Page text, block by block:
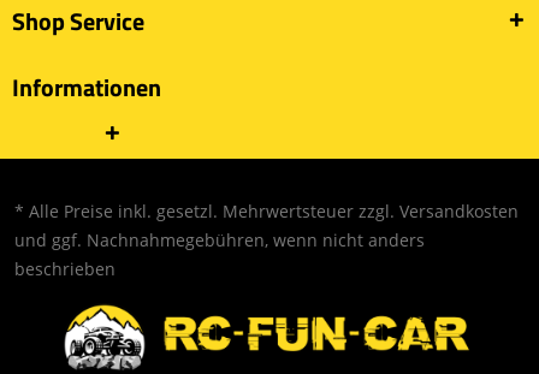
Shop Service
Informationen
* Alle Preise inkl. gesetzl. Mehrwertsteuer zzgl. Versandkosten
und ggf. Nachnahmegebühren, wenn nicht anders
beschrieben